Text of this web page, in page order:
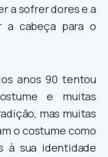
a sofrer dores e a
a cabeça para o
anos 90 tentou
e muitas
mas muitas
o costume como
à sua identidade